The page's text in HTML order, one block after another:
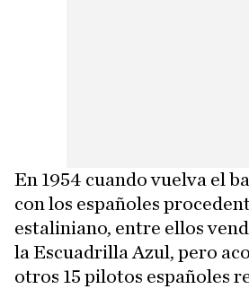
En 1954 cuando vuelva el
con los españoles
estaliniano, entre ellos
la Escuadrilla Azul, pero
otros 15 pilotos españoles